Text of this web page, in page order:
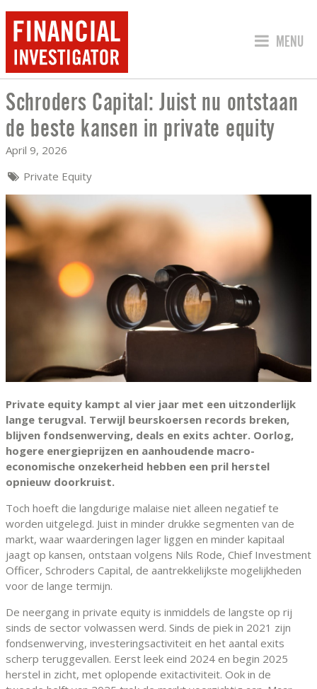
JUMP
MENU
SCHRODERS CAPITAL: JUIST NU
Schroders Capital: Juist nu ontstaan
de beste kansen in private equity
April 9, 2026
Private Equity
Private equity kampt al vier jaar met een uitzonderlijk
lange terugval. Terwijl beurskoersen records breken,
blijven fondsenwerving, deals en exits achter. Oorlog,
hogere energieprijzen en aanhoudende macro-
economische onzekerheid hebben een pril herstel
opnieuw doorkruist.
Toch hoeft die langdurige malaise niet alleen negatief te
worden uitgelegd. Juist in minder drukke segmenten van de
markt, waar waarderingen lager liggen en minder kapitaal
jaagt op kansen, ontstaan volgens Nils Rode, Chief Investment
Officer, Schroders Capital, de aantrekkelijkste mogelijkheden
voor de lange termijn.
De neergang in private equity is inmiddels de langste op rij
sinds de sector volwassen werd. Sinds de piek in 2021 zijn
fondsenwerving, investeringsactiviteit en het aantal exits
scherp teruggevallen. Eerst leek eind 2024 en begin 2025
herstel in zicht, met oplopende exitactiviteit. Ook in de